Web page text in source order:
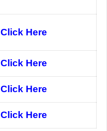
Click Here
Click Here
Click Here
Click Here